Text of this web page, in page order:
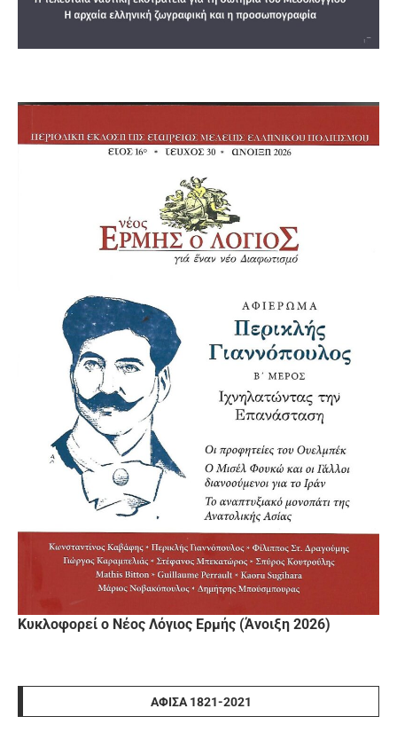
Κυκλοφορεί ο Νέος Λόγιος Ερμής (Άνοιξη 2026)
ΑΦΊΣΑ 1821-2021